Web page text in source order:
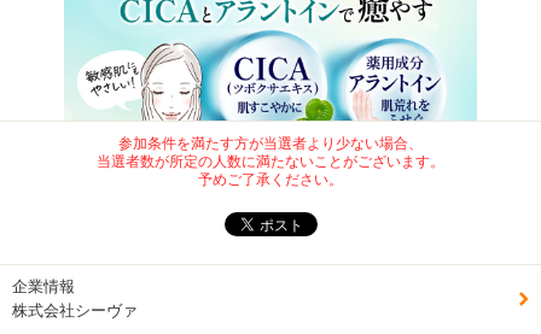
---------------------------------------------------------------------------
商品詳細ページ にてご確認ください。
みなさまの募集をお待ちしております！
どうぞよろしくお願いいたします！！
参加条件を満たす方が当選者より少ない場合、
当選者数が所定の人数に満たないことがございます。
予めご了承ください。
企業情報
株式会社シーヴァ